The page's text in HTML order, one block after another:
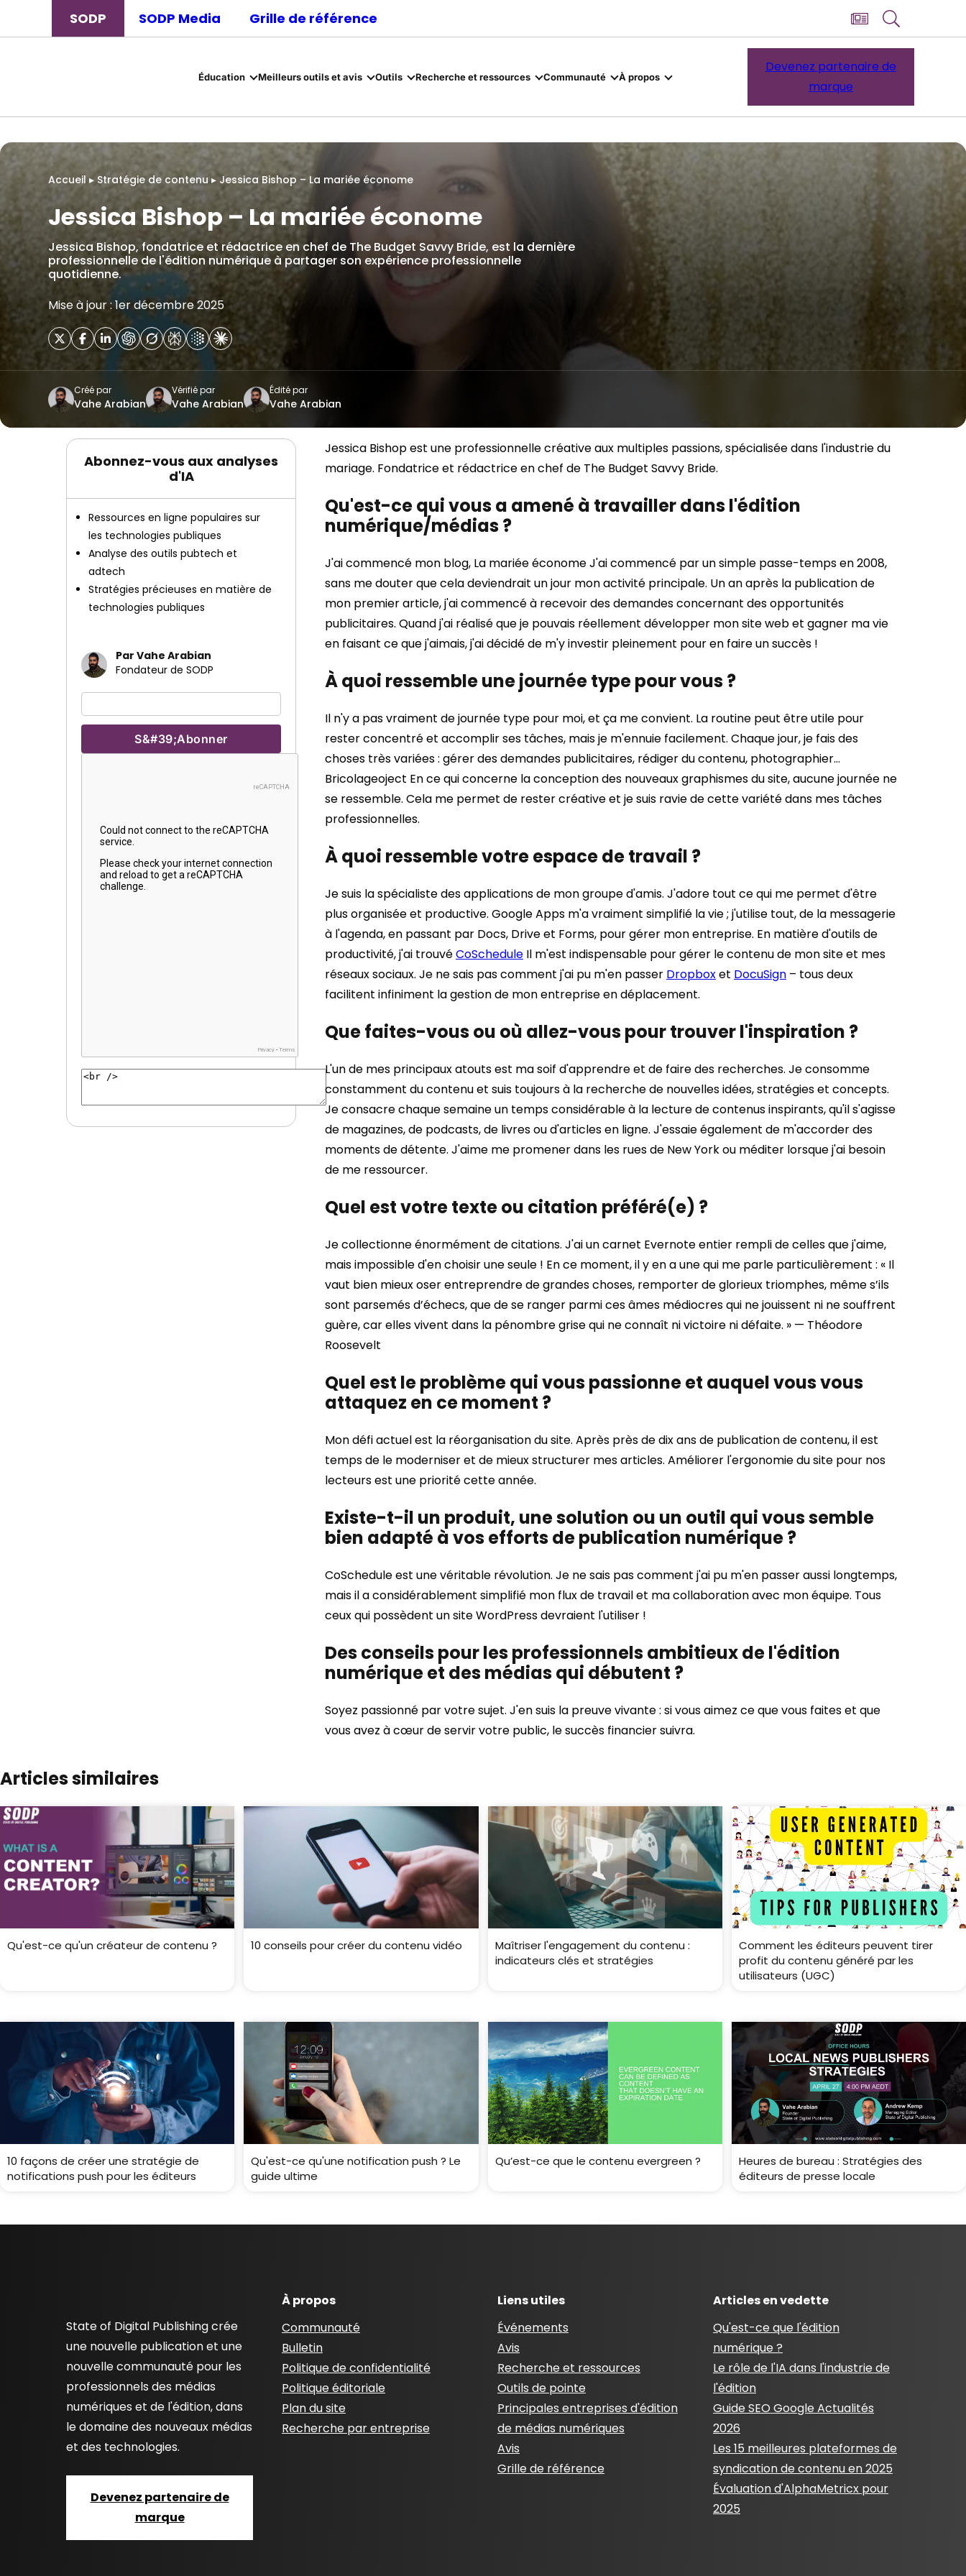
SODP SODP Media Grille de référence
Éducation Meilleurs outils et avis Outils Recherche et ressources Communauté À propos
Devenez partenaire de
marque
Accueil ▸ Stratégie de contenu ▸ Jessica Bishop – La mariée économe
Jessica Bishop – La mariée économe
Jessica Bishop, fondatrice et rédactrice en chef de The Budget Savvy Bride, est la dernière
professionnelle de l'édition numérique à partager son expérience professionnelle
quotidienne.
Mise à jour : 1er décembre 2025
Créé par
Vahe Arabian
Vérifié par
Vahe Arabian
Édité par
Vahe Arabian
Abonnez-vous aux analyses
d'IA
Ressources en ligne populaires sur
les technologies publiques
Analyse des outils pubtech et
adtech
Stratégies précieuses en matière de
technologies publiques
Par Vahe Arabian
Fondateur de SODP
Jessica Bishop est une professionnelle créative aux multiples passions, spécialisée dans l'industrie du
mariage. Fondatrice et rédactrice en chef de The Budget Savvy Bride.
Qu'est-ce qui vous a amené à travailler dans l'édition
numérique/médias ?
J'ai commencé mon blog, La mariée économeJ'ai commencé par un simple passe-temps en 2008,
sans me douter que cela deviendrait un jour mon activité principale. Un an après la publication de
mon premier article, j'ai commencé à recevoir des demandes concernant des opportunités
publicitaires. Quand j'ai réalisé que je pouvais réellement développer mon site web et gagner ma vie
en faisant ce que j'aimais, j'ai décidé de m'y investir pleinement pour en faire un succès !
À quoi ressemble une journée type pour vous ?
Il n'y a pas vraiment de journée type pour moi, et ça me convient. La routine peut être utile pour
rester concentré et accomplir ses tâches, mais je m'ennuie facilement. Chaque jour, je fais des
choses très variées : gérer des demandes publicitaires, rédiger du contenu, photographier…
Bricolageoject En ce qui concerne la conception des nouveaux graphismes du site, aucune journée ne
se ressemble. Cela me permet de rester créative et je suis ravie de cette variété dans mes tâches
professionnelles.
À quoi ressemble votre espace de travail ?
Je suis la spécialiste des applications de mon groupe d'amis. J'adore tout ce qui me permet d'être
plus organisée et productive. Google Apps m'a vraiment simplifié la vie ; j'utilise tout, de la messagerie
à l'agenda, en passant par Docs, Drive et Forms, pour gérer mon entreprise. En matière d'outils de
productivité, j'ai trouvéCoSchedule Il m'est indispensable pour gérer le contenu de mon site et mes
réseaux sociaux. Je ne sais pas comment j'ai pu m'en passer Dropboxet DocuSign – tous deux
facilitent infiniment la gestion de mon entreprise en déplacement.
Que faites-vous ou où allez-vous pour trouver l'inspiration ?
L'un de mes principaux atouts est ma soif d'apprendre et de faire des recherches. Je consomme
constamment du contenu et suis toujours à la recherche de nouvelles idées, stratégies et concepts.
Je consacre chaque semaine un temps considérable à la lecture de contenus inspirants, qu'il s'agisse
de magazines, de podcasts, de livres ou d'articles en ligne. J'essaie également de m'accorder des
moments de détente. J'aime me promener dans les rues de New York ou méditer lorsque j'ai besoin
de me ressourcer.
Quel est votre texte ou citation préféré(e) ?
Je collectionne énormément de citations. J'ai un carnet Evernote entier rempli de celles que j'aime,
mais impossible d'en choisir une seule ! En ce moment, il y en a une qui me parle particulièrement : « Il
vaut bien mieux oser entreprendre de grandes choses, remporter de glorieux triomphes, même s’ils
sont parsemés d’échecs, que de se ranger parmi ces âmes médiocres qui ne jouissent ni ne souffrent
guère, car elles vivent dans la pénombre grise qui ne connaît ni victoire ni défaite. » — Théodore
Roosevelt
Quel est le problème qui vous passionne et auquel vous vous
attaquez en ce moment ?
Mon défi actuel est la réorganisation du site. Après près de dix ans de publication de contenu, il est
temps de le moderniser et de mieux structurer mes articles. Améliorer l'ergonomie du site pour nos
lecteurs est une priorité cette année.
Existe-t-il un produit, une solution ou un outil qui vous semble
bien adapté à vos efforts de publication numérique ?
CoSchedule est une véritable révolution. Je ne sais pas comment j'ai pu m'en passer aussi longtemps,
mais il a considérablement simplifié mon flux de travail et ma collaboration avec mon équipe. Tous
ceux qui possèdent un site WordPress devraient l'utiliser !
Des conseils pour les professionnels ambitieux de l'édition
numérique et des médias qui débutent ?
Soyez passionné par votre sujet. J'en suis la preuve vivante : si vous aimez ce que vous faites et que
vous avez à cœur de servir votre public, le succès financier suivra.
Articles similaires
Qu'est-ce qu'un créateur de contenu ? 10 conseils pour créer du contenu vidéo
Maîtriser l'engagement du contenu :
indicateurs clés et stratégies
Comment les éditeurs peuvent tirer
profit du contenu généré par les
utilisateurs (UGC)
10 façons de créer une stratégie de
notifications push pour les éditeurs
Qu'est-ce qu'une notification push ? Le
guide ultime
Qu’est-ce que le contenu evergreen ?
Heures de bureau : Stratégies des
éditeurs de presse locale
State of Digital Publishing crée
une nouvelle publication et une
nouvelle communauté pour les
professionnels des médias
numériques et de l'édition, dans
le domaine des nouveaux médias
et des technologies.
Devenez partenaire de
marque
À propos
Communauté
Bulletin
Politique de confidentialité
Politique éditoriale
Plan du site
Recherche par entreprise
Liens utiles
Événements
Avis
Recherche et ressources
Outils de pointe
Principales entreprises d'édition
de médias numériques
Avis
Grille de référence
Articles en vedette
Qu'est-ce que l'édition
numérique ?
Le rôle de l'IA dans l'industrie de
l'édition
Guide SEO Google Actualités
2026
Les 15 meilleures plateformes de
syndication de contenu en 2025
Évaluation d'AlphaMetricx pour
2025